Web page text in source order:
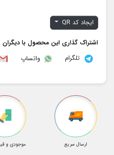
ایجاد کد QR
اشتراک گذاری این محصول با دیگران
تلگرام
واتساپ
ارسال سریع موجودی و